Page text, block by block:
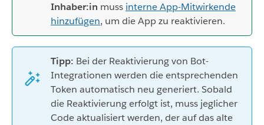
Inhaber:in muss interne App-Mitwirkende
hinzufügen, um die App zu reaktivieren.
Tipp: Bei der Reaktivierung von Bot-
Integrationen werden die entsprechenden
Token automatisch neu generiert. Sobald
die Reaktivierung erfolgt ist, muss jeglicher
Code aktualisiert werden, der auf das alte